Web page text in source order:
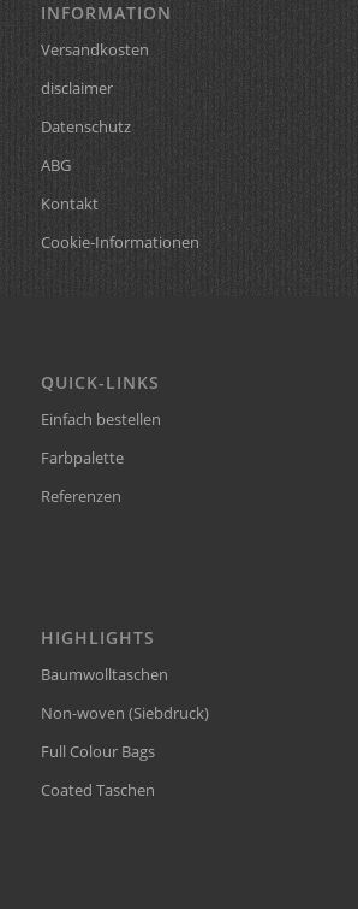
INFORMATION
Versandkosten
disclaimer
Datenschutz
ABG
Kontakt
Cookie-Informationen
QUICK-LINKS
Einfach bestellen
Farbpalette
Referenzen
HIGHLIGHTS
Baumwolltaschen
Non-woven (Siebdruck)
Full Colour Bags
Coated Taschen